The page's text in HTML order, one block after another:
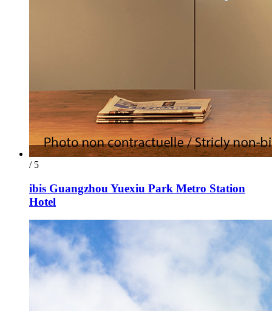
/ 5
ibis Guangzhou Yuexiu Park Metro Station
Hotel